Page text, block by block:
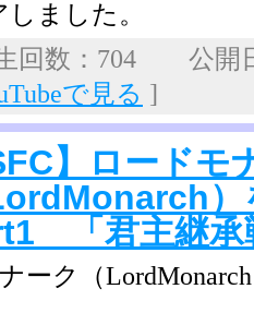
しました。
回数：704 公開
で見る ]
】ロードモ
「君主継承
ーク（